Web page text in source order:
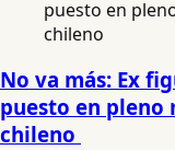
No va más: Ex
puesto en pleno
chileno